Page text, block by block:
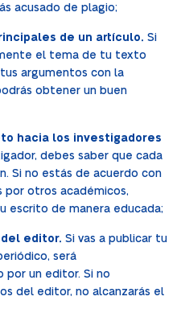
acusado de plagio;
de un artículo. Si
el tema de tu texto
argumentos con la
obtener un buen
hacia los investigadores
debes saber que cada
Si no estás de acuerdo con
por otros académicos,
escrito de manera educada;
del editor. Si vas a publicar tu
será
por un editor. Si no
del editor, no alcanzarás el